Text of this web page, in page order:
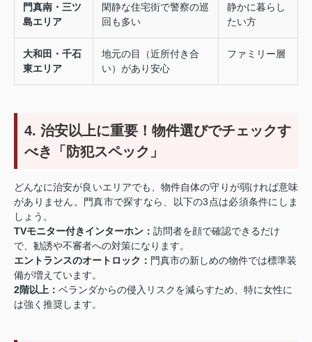
門真南・三ツ
島エリア
閑静な住宅街で警察の巡
回も多い
静かに暮らし
たい方
大和田・千石
東エリア
地元の目（近所付き合
い）があり安心
ファミリー層
4. 治安以上に重要！物件選びでチェックす
べき「防犯スペック」
どんなに治安が良いエリアでも、物件自体の守りが弱ければ意味
がありません。門真市で探すなら、以下の3点は必須条件にしま
しょう。
TVモニター付きインターホン： 訪問者を顔で確認できるだけ
で、勧誘や不審者への対策になります。
エントランスのオートロック： 門真市の新しめの物件では標準装
備が増えています。
2階以上： ベランダからの侵入リスクを減らすため、特に女性に
は強く推奨します。